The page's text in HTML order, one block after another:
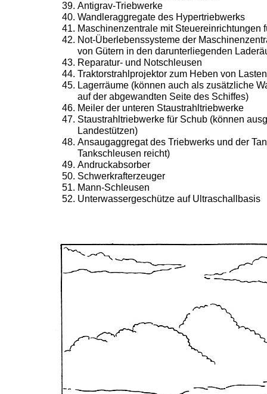
Antigrav-Triebwerke
Wandleraggregate des Hypertriebwerks
Maschinenzentrale mit Steuereinrichtungen
Not-Überlebenssysteme der
von Gütern in den darunterliegenden
Reparatur- und Notschleusen
Traktorstrahlprojektor zum Heben von Lasten
Lagerräume (können auch als zusätzliche
auf der abgewandten Seite des Schiffes)
Meiler der unteren Staustrahltriebwerke
Staustrahltriebwerke für Schub (können
Landestützen)
Ansaugaggregat des Triebwerks und der
Tankschleusen reicht)
Andruckabsorber
Schwerkrafterzeuger
Mann-Schleusen
Unterwassergeschütze auf Ultraschallbasis